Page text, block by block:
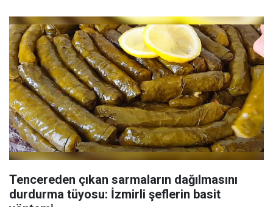
Tencereden çıkan sarmaların dağılmasını
durdurma tüyosu: İzmirli şeflerin basit